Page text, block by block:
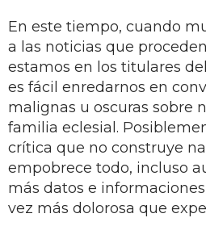
En este tiempo, cuando
a las noticias que
estamos en los titulares
es fácil enredarnos en
malignas u oscuras sobre
familia eclesial.
crítica que no construye
empobrece todo, incluso
más datos e
vez más dolorosa que